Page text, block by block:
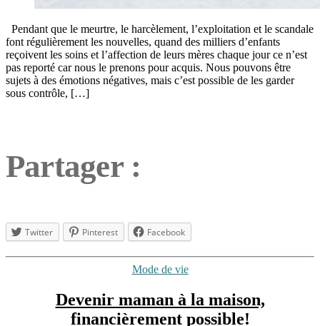
Pendant que le meurtre, le harcèlement, l’exploitation et le scandale
font régulièrement les nouvelles, quand des milliers d’enfants
reçoivent les soins et l’affection de leurs mères chaque jour ce n’est
pas reporté car nous le prenons pour acquis. Nous pouvons être
sujets à des émotions négatives, mais c’est possible de les garder
sous contrôle, […]
Partager :
Twitter Pinterest Facebook
Étiquettes
Catégories
Mode de vie
Devenir maman à la maison,
financièrement possible!